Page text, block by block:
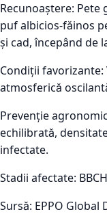
Recunoaștere: Pete
puf albicios-făinos
și cad, începând de
Condiții favorizante:
atmosferică
Prevenție
echilibrată,
infectate.
Stadii afectate:
Sursă: EPPO Global